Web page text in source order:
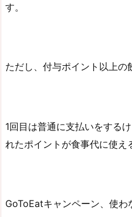
す。
ただし、付与ポイント以上の
1回目は普通に支払いをする
れたポイントが食事代に使え
GoToEatキャンペーン、使わ